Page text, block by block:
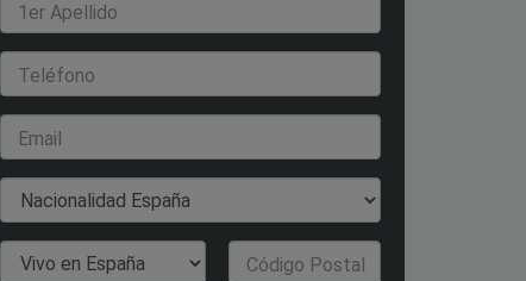
1er Apellido
Teléfono
Email
Nacionalidad
País de Residencia Código Postal